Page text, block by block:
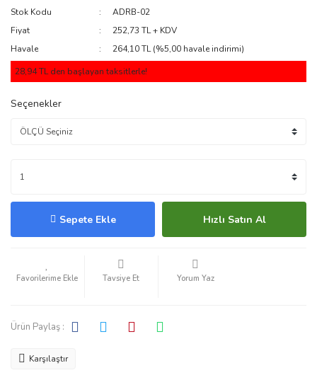
Stok Kodu
ADRB-02
Fiyat
252,73 TL + KDV
Havale
264,10 TL (%5,00 havale indirimi)
28,94 TL den başlayan taksitlerle!
Seçenekler
Sepete Ekle Hızlı Satın Al
Tavsiye Et Yorum Yaz
Ürün Paylaş :
Karşılaştır